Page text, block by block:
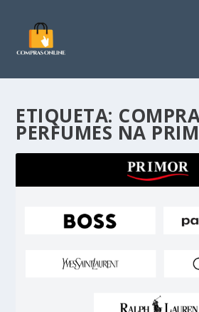
ETIQUETA:
PERFUMES NA